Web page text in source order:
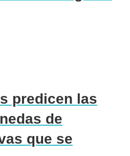
predicen las
de
que se